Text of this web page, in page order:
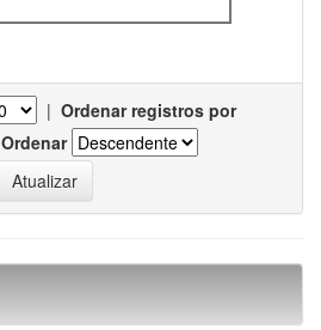
| Ordenar registros por
Ordenar